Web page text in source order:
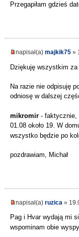
Przegapiłam gdzieś
napisał(a) majkik75 »
Dziękuję wszystkim
Na razie nie odpisuję
odniosę w dalszej
mikromir - faktycznie,
01.08 około 19. W
wszystko będzie po
pozdrawiam, Michał
napisał(a) ruzica »
Pag i Hvar wydają mi
wspominam obie